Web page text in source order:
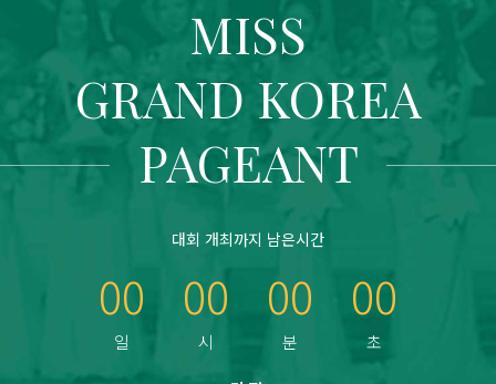
MISS
GRAND KOREA
PAGEANT
대회 개최까지 남은시간
00 00 00 00